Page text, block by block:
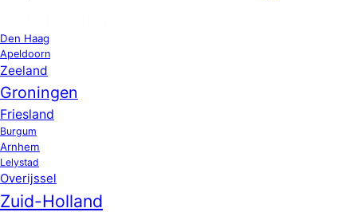
Den Haag
Apeldoorn
Zeeland
Groningen
Friesland
Burgum
Arnhem
Lelystad
Overijssel
Zuid-Holland